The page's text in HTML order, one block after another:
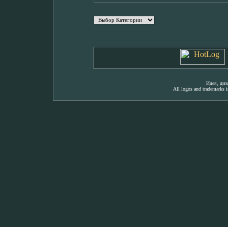
Идея,
All logos and trademarks